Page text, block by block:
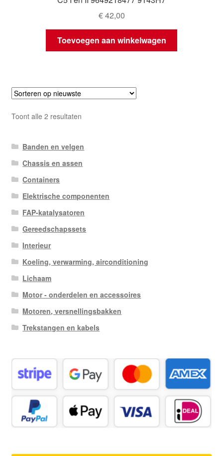
€42,00
Toevoegen aan winkelwagen
Toont alle 2 resultatenGesorteerd
Banden en velgen
Chassis en assen
Containers
Elektrische componenten
FAP-katalysatoren
Gereedschapssets
Interieur
Koeling, verwarming, airconditioning
Lichaam
Motor - onderdelen en accessoires
Motoren, versnellingsbakken
Trekstangen en kabels